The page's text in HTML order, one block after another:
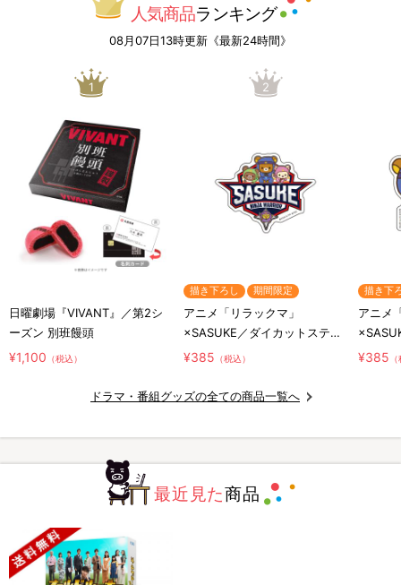
人気商品ランキング
08月07日13時更新《最新24時間》
1
日曜劇場『VIVANT』／第2シ
ーズン 別班饅頭
¥1,100 （税込）
2
描き下ろし 期間限定
アニメ「リラックマ」
×SASUKE／ダイカットステッ
カー／コラボロゴ
¥385 （税込）
描き下
アニメ
カー／
¥385
ドラマ・番組グッズの全ての商品一覧へ
最近見た商品